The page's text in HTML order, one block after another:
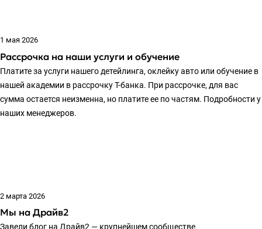
1 мая 2026
Рассрочка на наши услуги и обучение
Платите за услуги нашего детейлинга, оклейку авто или обучение в
нашей академии в рассрочку Т-банка. При рассрочке, для вас
сумма остается неизменна, но платите ее по частям. Подробности у
наших менеджеров.
2 марта 2026
Мы на Драйв2
Завели блог на Драйв2 — крупнейшем сообществе